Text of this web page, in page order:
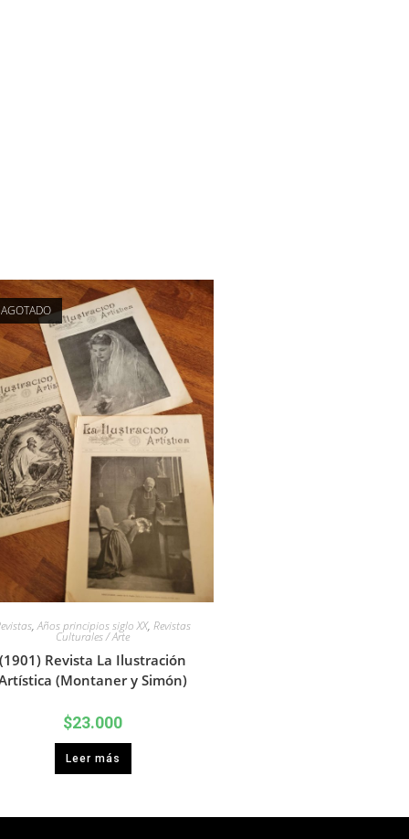
AGOTADO
,Años principios siglo XX, Revistas
Culturales / Arte
(1901) Revista La Ilustración
(Montaner y Simón)
$23.000
Leer más